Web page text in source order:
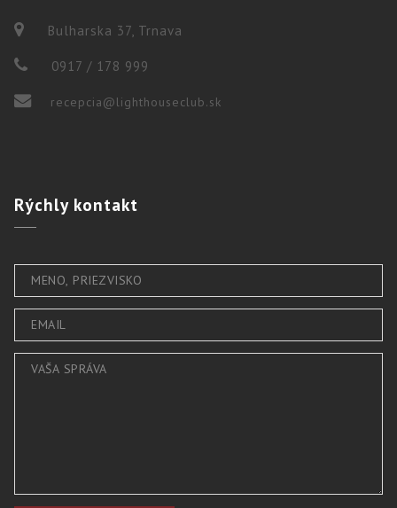
Bulharska 37, Trnava
0917 / 178 999
recepcia@lighthouseclub.sk
Rýchlykontakt